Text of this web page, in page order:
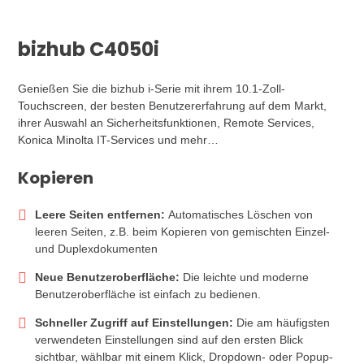
bizhub C4050i
Genießen Sie die bizhub i-Serie mit ihrem 10.1-Zoll-
Touchscreen, der besten Benutzererfahrung auf dem Markt,
ihrer Auswahl an Sicherheitsfunktionen, Remote Services,
Konica Minolta IT-Services und mehr…
Kopieren
Leere Seiten entfernen:Automatisches Löschen von
leeren Seiten, z.B. beim Kopieren von gemischten Einzel-
und Duplexdokumenten
Neue Benutzeroberfläche: Die leichte und moderne
Benutzeroberfläche ist einfach zu bedienen.
Schneller Zugriff auf Einstellungen: Die am häufigsten
verwendeten Einstellungen sind auf den ersten Blick
sichtbar, wählbar mit einem Klick, Dropdown- oder Popup-